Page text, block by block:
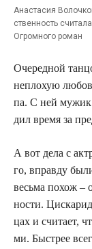
Ана­ста­сия
ствен­ность
Огром­но­го роман
Оче­ред­ной
неплохую
па. С ней мужик
дил вре­мя за
А вот дела с
го, вправ­ду
весь­ма похож –
но­сти.
цах и счи­та­ет,
ми. Быст­рее